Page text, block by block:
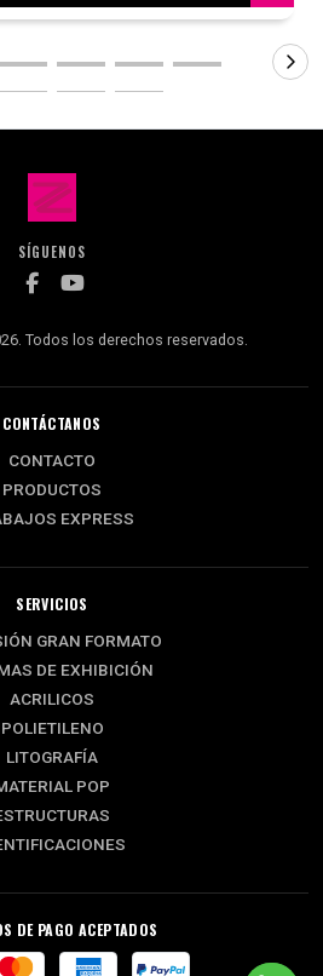
SÍGUENOS
Todos los derechos reservados.
CONTÁCTANOS
CONTACTO
PRODUCTOS
EXPRESS
SERVICIOS
GRAN FORMATO
DE EXHIBICIÓN
ACRILICOS
POLIETILENO
LITOGRAFÍA
POP
DE PAGO ACEPTADOS